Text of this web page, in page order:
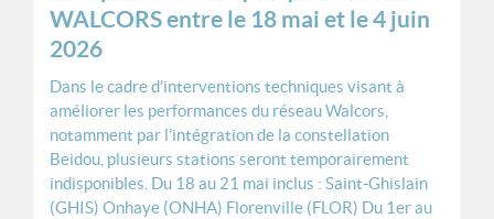
WALCORS entre le 18 mai et le 4 juin
2026
Dans le cadre d’interventions techniques visant à
améliorer les performances du réseau Walcors,
notamment par l’intégration de la constellation
Beidou, plusieurs stations seront temporairement
indisponibles. Du 18 au 21 mai inclus : Saint-Ghislain
(GHIS) Onhaye (ONHA) Florenville (FLOR) Du 1er au